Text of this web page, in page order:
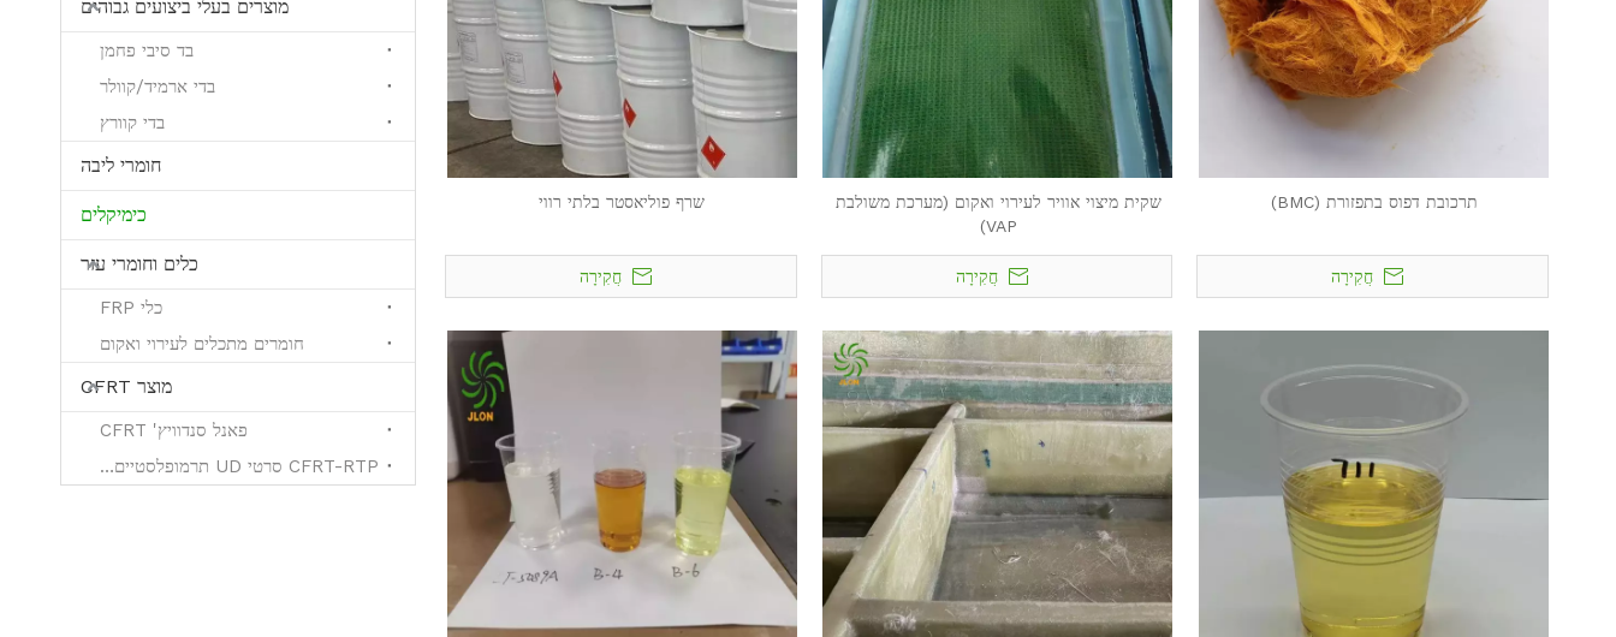
מוצרים בעלי ביצועים גבוהים
בד סיבי פחמן
בדי ארמיד/קוולר
בדי קוורץ
חומרי ליבה
כימיקלים
כלים וחומרי עזר
כלי FRP
חומרים מתכלים לעירוי ואקום
מוצר CFRT
פאנל סנדוויץ' CFRT
CFRT-RTP סרטי UD תרמופלסטיים למחוזקים
תרכובת דפוס בתפזורת (BMC)
חֲקִירָה
שקית מיצוי אוויר לעירוי ואקום (מערכת משולבת
VAP)
חֲקִירָה
שרף פוליאסטר בלתי רווי
חֲקִירָה